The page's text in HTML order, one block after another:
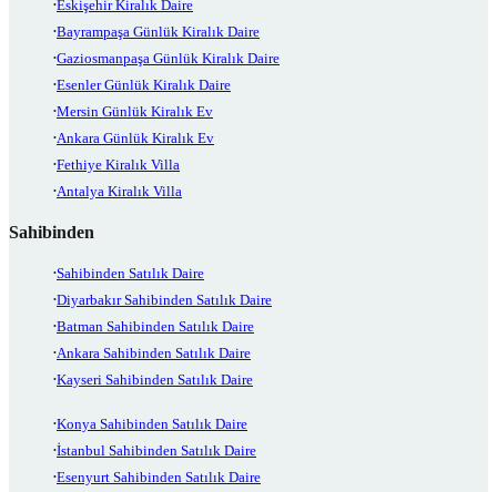
Eskişehir Kiralık Daire
Bayrampaşa Günlük Kiralık Daire
Gaziosmanpaşa Günlük Kiralık Daire
Esenler Günlük Kiralık Daire
Mersin Günlük Kiralık Ev
Ankara Günlük Kiralık Ev
Fethiye Kiralık Villa
Antalya Kiralık Villa
Sahibinden
Sahibinden Satılık Daire
Diyarbakır Sahibinden Satılık Daire
Batman Sahibinden Satılık Daire
Ankara Sahibinden Satılık Daire
Kayseri Sahibinden Satılık Daire
Konya Sahibinden Satılık Daire
İstanbul Sahibinden Satılık Daire
Esenyurt Sahibinden Satılık Daire